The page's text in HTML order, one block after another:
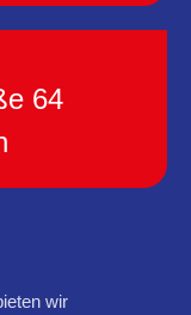
64
wir